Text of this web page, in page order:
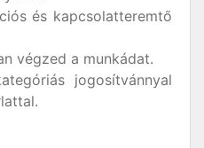
és kapcsolatteremtő
végzed a munkádat.
jogosítvánnyal